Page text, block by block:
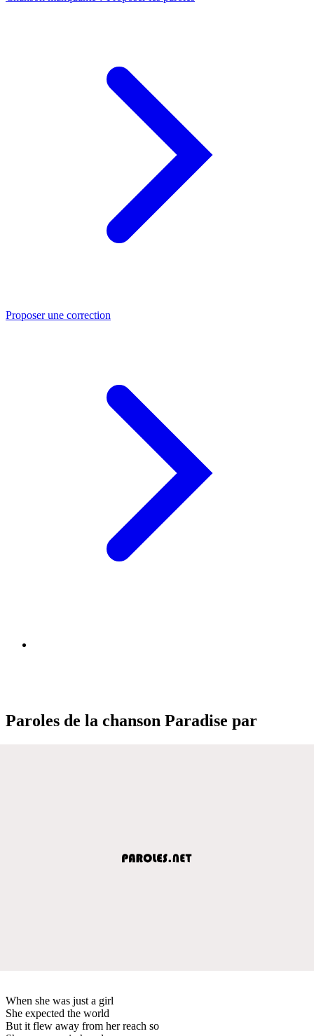
Proposer une correction
Paroles de la chanson Paradise par
When she was just a girl
She expected the world
But it flew away from her reach so